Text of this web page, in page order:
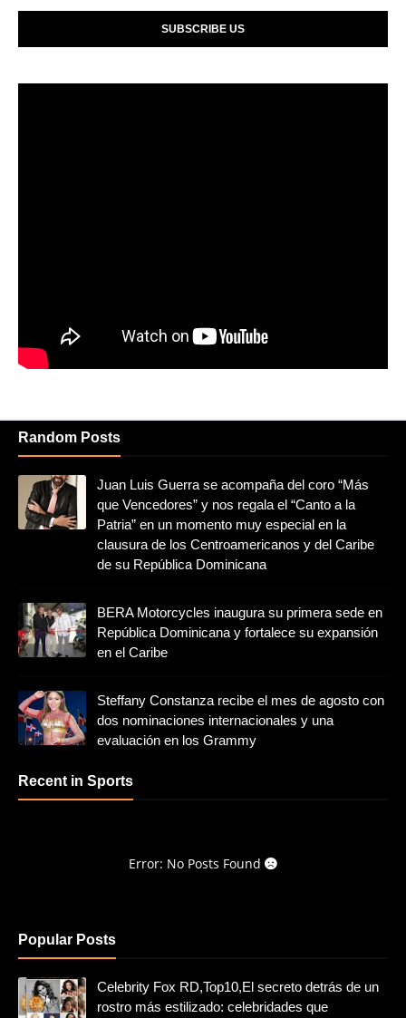
SUBSCRIBE US
Random Posts
Juan Luis Guerra se acompaña del coro “Más
que Vencedores” y nos regala el “Canto a la
Patria” en un momento muy especial en la
clausura de los Centroamericanos y del Caribe
de su República Dominicana
BERA Motorcycles inaugura su primera sede en
República Dominicana y fortalece su expansión
en el Caribe
Steffany Constanza recibe el mes de agosto con
dos nominaciones internacionales y una
evaluación en los Grammy
Recent in Sports
Error: No Posts Found
Popular Posts
Celebrity Fox RD,Top10,El secreto detrás de un
rostro más estilizado: celebridades que